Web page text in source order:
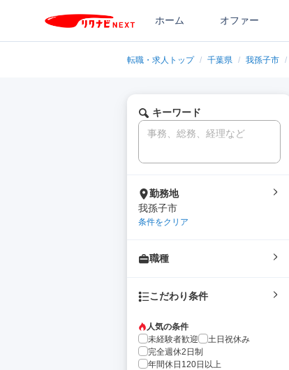
ホーム オファー
転職・求人トップ / 千葉県 / 我孫子市 /
キーワード
勤務地
我孫子市
条件をクリア
職種
こだわり条件
人気の条件
未経験者歓迎
土日祝休み
完全週休2日制
年間休日120日以上